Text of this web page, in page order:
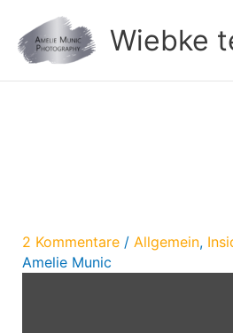
Inhalt
springen
Wiebke
2 Kommentare / Allgemein,
Amelie Munic